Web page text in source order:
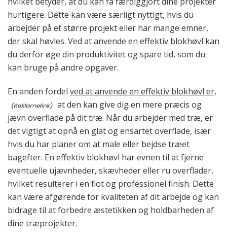
hurtigere. Dette kan være særligt nyttigt, hvis du
arbejder på et større projekt eller har mange emner,
der skal høvles. Ved at anvende en effektiv blokhøvl kan
du derfor øge din produktivitet og spare tid, som du
kan bruge på andre opgaver.
En anden fordel ved at anvende en effektiv blokhøvl er,
at den kan give dig en mere præcis og
jævn overflade på dit træ. Når du arbejder med træ, er
det vigtigt at opnå en glat og ensartet overflade, især
hvis du har planer om at male eller bejdse træet
bagefter. En effektiv blokhøvl har evnen til at fjerne
eventuelle ujævnheder, skævheder eller ru overflader,
hvilket resulterer i en flot og professionel finish. Dette
kan være afgørende for kvaliteten af dit arbejde og kan
bidrage til at forbedre æstetikken og holdbarheden af
dine træprojekter.